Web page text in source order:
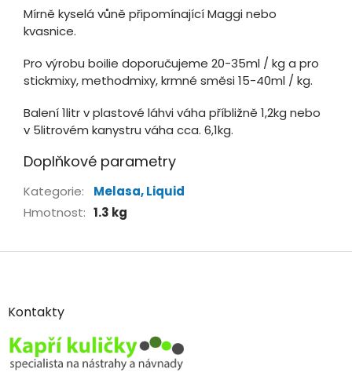
Mírně kyselá vůně připomínající Maggi nebo
kvasnice.
Pro výrobu boilie doporučujeme 20-35ml / kg a pro
stickmixy, methodmixy, krmné směsi 15-40ml / kg.
Balení 1litr v plastové láhvi váha příbližně 1,2kg nebo
v 5litrovém kanystru váha cca. 6,1kg.
Doplňkové parametry
Kategorie:
Melasa, Liquid
Hmotnost: 1.3 kg
Z
aKontakty